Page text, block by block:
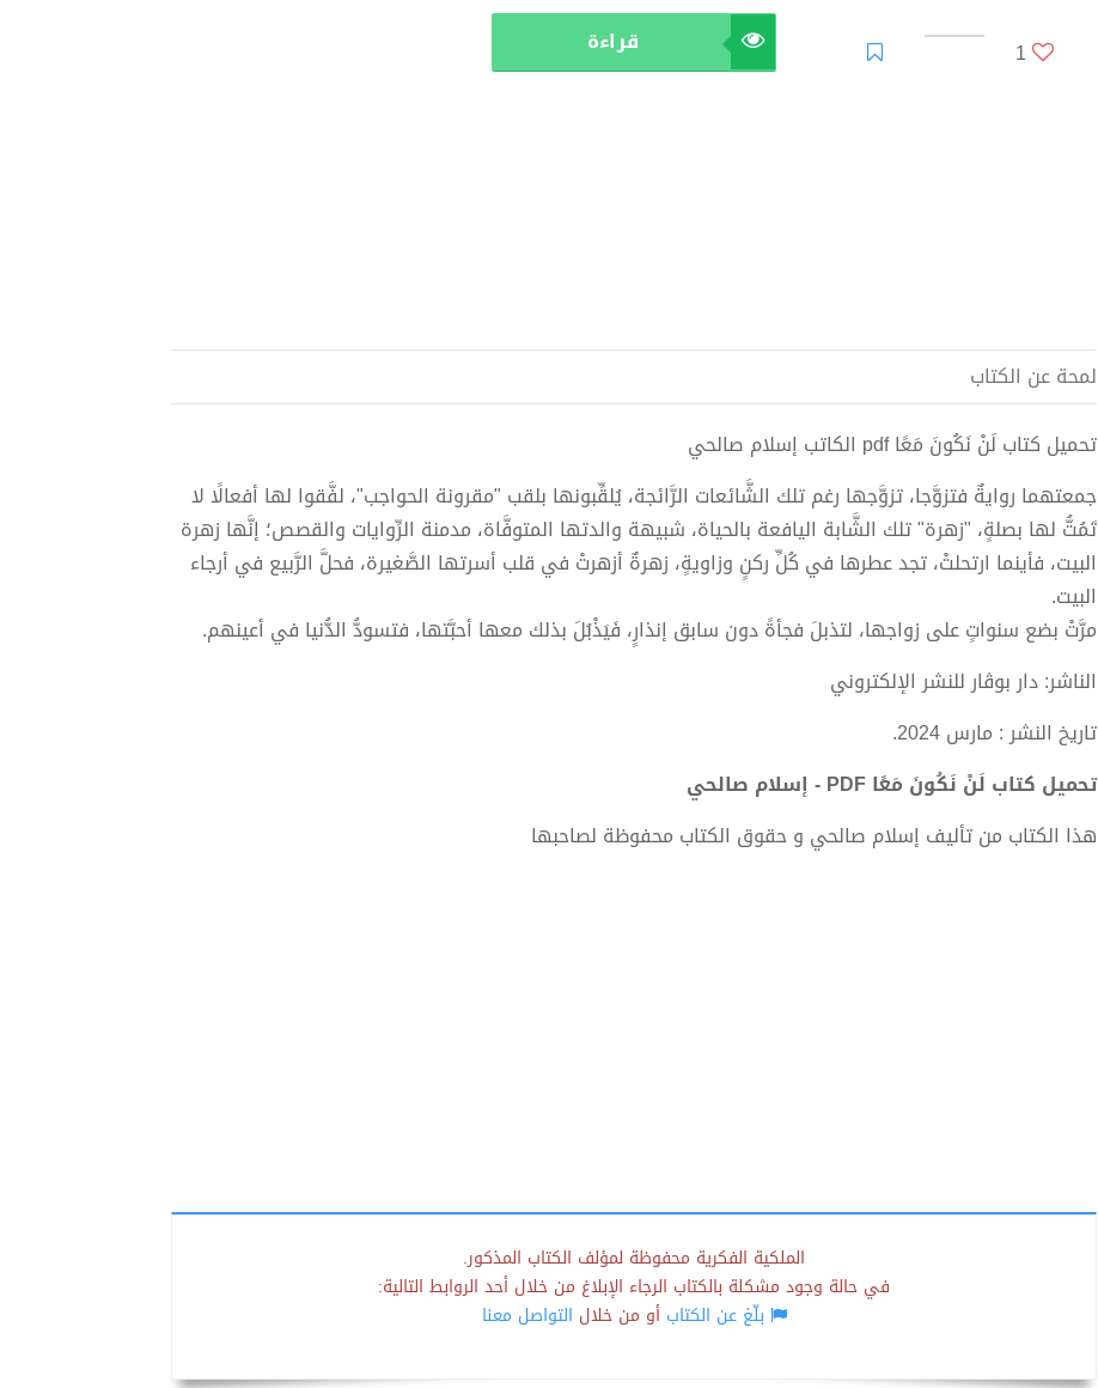
1 قراءة
لمحة عن الكتاب
تحميل كتاب لَنْ نَكُونَ مَعًا pdf الكاتب إسلام صالحي
جمعتهما روايةٌ فتزوَّجا، تزوَّجها رغم تلك الشَّائعات الرَّائجة، يُلقِّبونها بلقب "مقرونة الحواجب"، لفَّقوا لها أفعالًا لا
تَمُتُّ لها بصلةٍ، "زهرة" تلك الشَّابة اليافعة بالحياة، شبيهة والدتها المتوفَّاة، مدمنة الرِّوايات والقصص؛ إنَّها زهرة
البيت، فأينما ارتحلتْ، تجد عطرها في كُلِّ ركنٍ وزاويةٍ، زهرةٌ أزهرتْ في قلب أسرتها الصَّغيرة، فحلَّ الرَّبيع في أرجاء
البيت.
مرَّتْ بضع سنواتٍ على زواجها، لتذبلَ فجأةً دون سابق إنذارٍ، فَيَذْبُلَ بذلك معها أحبَّتها، فتسودُّ الدُّنيا في أعينهم.
الناشر: دار بوڤار للنشر الإلكتروني
تاريخ النشر : مارس 2024.
تحميل كتاب لَنْ نَكُونَ مَعًا PDF - إسلام صالحي
هذا الكتاب من تأليف إسلام صالحي و حقوق الكتاب محفوظة لصاحبها
الملكية الفكرية محفوظة لمؤلف الكتاب المذكور.
في حالة وجود مشكلة بالكتاب الرجاء الإبلاغ من خلال أحد الروابط التالية:
بلّغ عن الكتابأو من خلال التواصل معنا